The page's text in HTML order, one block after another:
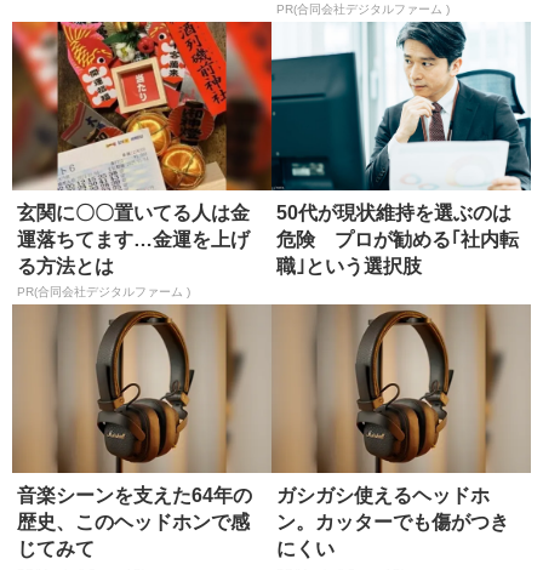
PR(合同会社デジタルファーム )
玄関に〇〇置いてる人は金
運落ちてます…金運を上げ
る方法とは
PR(合同会社デジタルファーム )
50代が現状維持を選ぶのは
危険 プロが勧める｢社内転
職｣という選択肢
音楽シーンを支えた64年の
歴史、このヘッドホンで感
じてみて
ガシガシ使えるヘッドホ
ン。カッターでも傷がつき
にくい